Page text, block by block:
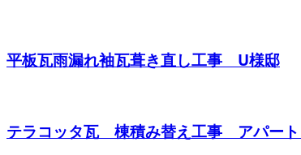
平板瓦雨漏れ袖瓦葺き直し工事 U様邸
テラコッタ瓦 棟積み替え工事 アパート